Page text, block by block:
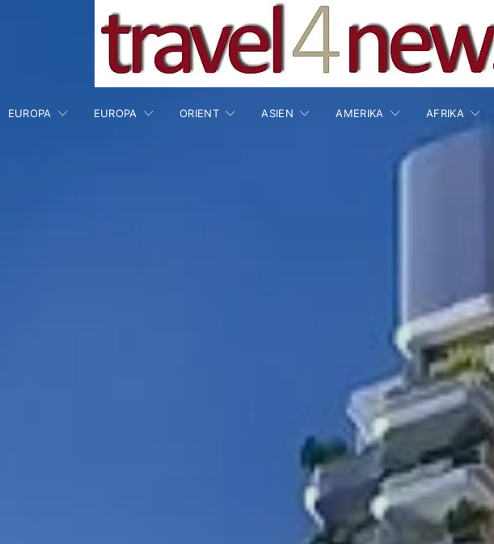
EUROPA EUROPA ORIENT ASIEN AMERIKA AFRIKA